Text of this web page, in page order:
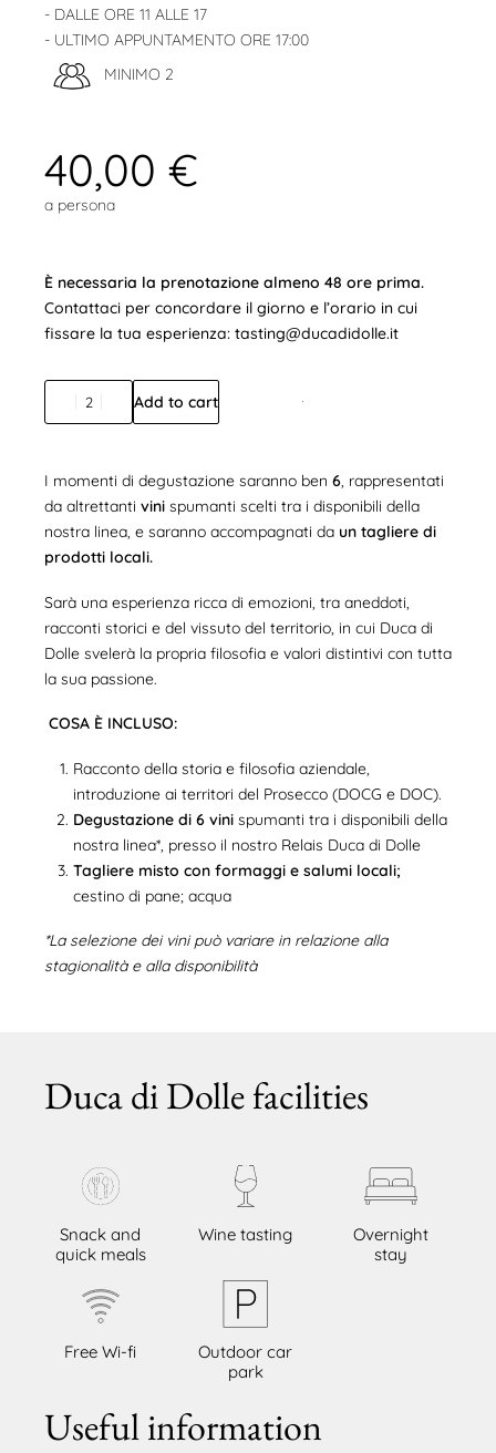
- DALLE ORE 11 ALLE 17
- ULTIMO APPUNTAMENTO ORE 17:00
MINIMO 2
40,00 €
a persona
È necessaria la prenotazione almeno 48 ore prima.
Contattaci per concordare il giorno e l’orario in cui
fissare la tua esperienza: tasting@ducadidolle.it
Add to cart
I momenti di degustazione saranno ben 6, rappresentati
da altrettanti vini spumanti scelti tra i disponibili della
nostra linea, e saranno accompagnati da un tagliere di
prodotti locali.
Sarà una esperienza ricca di emozioni, tra aneddoti,
racconti storici e del vissuto del territorio, in cui Duca di
Dolle svelerà la propria filosofia e valori distintivi con tutta
la sua passione.
COSA È INCLUSO:
Racconto della storia e filosofia aziendale,
introduzione ai territori del Prosecco (DOCG e DOC).
Degustazione di 6 vinispumanti tra i disponibili della
nostra linea*, presso il nostro Relais Duca di Dolle
Tagliere misto con formaggi e salumi locali;
cestino di pane; acqua
*La selezione dei vini può variare in relazione alla
stagionalità e alla disponibilità
Duca di Dolle facilities
Snack and
quick meals
Wine tasting
Overnight
stay
Free Wi-fi
Outdoor car
park
Useful information